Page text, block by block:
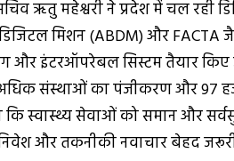
ऋतु महेश्वरी ने प्रदेश में चल रही
मिशन (ABDM) और
और इंटरऑपरेबल सिस्टम तैयार
संस्थाओं का पंजीकरण और 97
कि स्वास्थ्य सेवाओं को समान और
और तकनीकी नवाचार बेहद